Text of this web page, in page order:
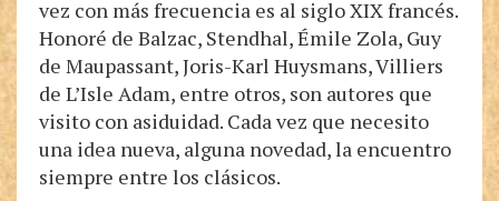
vez con más frecuencia es al siglo XIX francés.
Honoré de Balzac, Stendhal, Émile Zola, Guy
de Maupassant, Joris-Karl Huysmans, Villiers
de L’Isle Adam, entre otros, son autores que
visito con asiduidad. Cada vez que necesito
una idea nueva, alguna novedad, la encuentro
siempre entre los clásicos.